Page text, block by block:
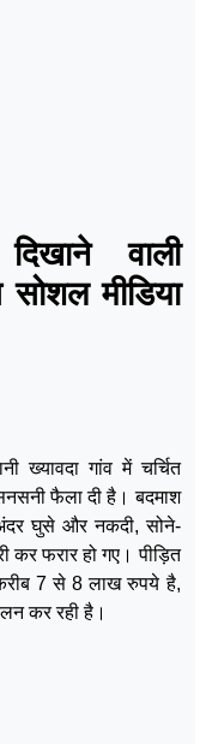
वाली
मीडिया
ख्यावदा गांव में चर्चित
फैला दी है। बदमाश
घुसे और नकदी, सोने-
कर फरार हो गए। पीड़ित
करीब 7 से 8 लाख रुपये है,
कर रही है।